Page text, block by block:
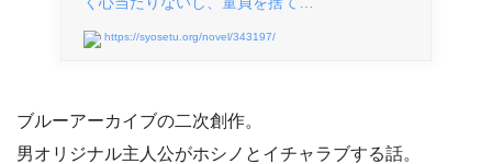
https://syosetu.org/novel/343197/
ブルーアーカイブの二次創作。
男オリジナル主人公がホシノとイチャラブする話。